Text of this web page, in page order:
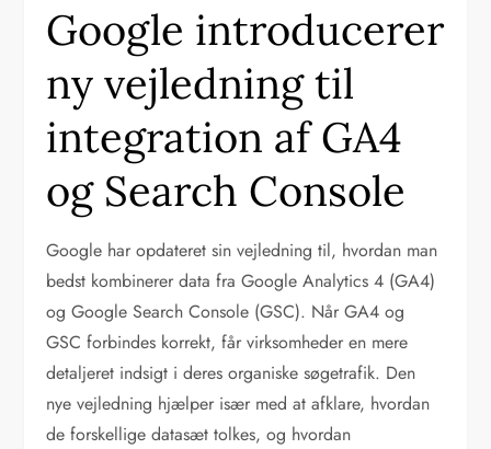
Google introducerer
ny vejledning til
integration af GA4
og Search Console
Google har opdateret sin vejledning til, hvordan man
bedst kombinerer data fra Google Analytics 4 (GA4)
og Google Search Console (GSC). Når GA4 og
GSC forbindes korrekt, får virksomheder en mere
detaljeret indsigt i deres organiske søgetrafik. Den
nye vejledning hjælper især med at afklare, hvordan
de forskellige datasæt tolkes, og hvordan